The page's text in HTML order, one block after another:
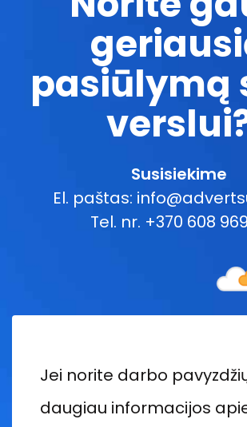
pasiūlymą
Susisiekime
El. paštas:
Tel. nr. +370 608
Jei norite darbo
daugiau informacijos